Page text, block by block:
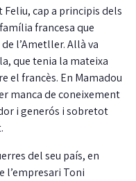
Feliu, cap a principis dels
francesa que
l’Ametller. Allà va
que tenia la mateixa
el francès. En Mamadou
manca de coneixement
i generós i sobretot
del seu país, en
l’empresari Toni